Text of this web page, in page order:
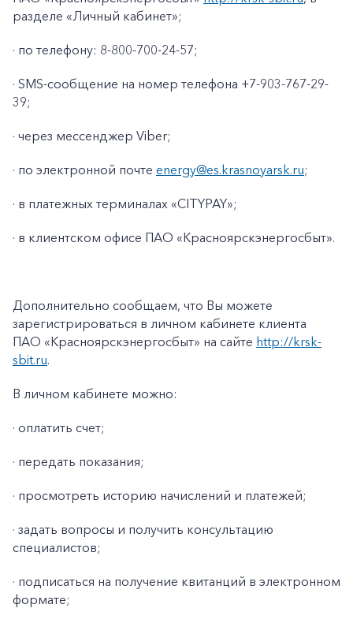
+7-800-700-24-57
Заказать обратный звонок
Частным клиентам
разделе «Личный кабинет»;
· по телефону: 8-800-700-24-57;
· SMS-сообщение на номер телефона +7-903-767-29-
39;
· через мессенджер Viber;
· по электронной почте energy@es.krasnoyarsk.ru;
· в платежных терминалах «CITYPAY»;
· в клиентском офисе ПАО «Красноярскэнергосбыт».
Дополнительно сообщаем, что Вы можете
зарегистрироваться в личном кабинете клиента
ПАО «Красноярскэнергосбыт» на сайте http://krsk-
sbit.ru.
В личном кабинете можно:
· оплатить счет;
· передать показания;
· просмотреть историю начислений и платежей;
· задать вопросы и получить консультацию
специалистов;
· подписаться на получение квитанций в электронном
формате;